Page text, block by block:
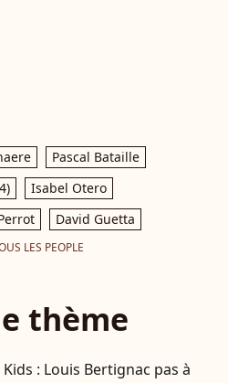
Pascal Bataille
Isabel Otero
David Guetta
LES PEOPLE
thème
: Louis Bertignac pas à